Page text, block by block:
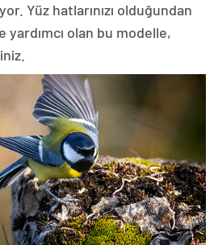
Yüz hatlarınızı olduğundan
olan bu modelle,